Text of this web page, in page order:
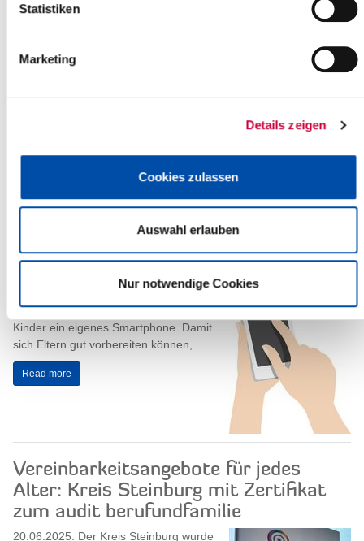
Statistiken
Marketing
Details zeigen
Cookies zulassen
Auswahl erlauben
Nur notwendige Cookies
Teilsperrung der Parkflächen bei der
26.06.2025: Ab kommenden Dienstag,
Ausbesserungsarbeiten an der
Read more
Das erste Smartphone: Gemeinsam
sicher in die digitale Welt starten
25.06.2025: Mit dem Übergang auf die
weiterführende Schule erhalten viele
Kinder ein eigenes Smartphone. Damit
sich Eltern gut vorbereiten können,...
Read more
Vereinbarkeitsangebote für jedes
Alter: Kreis Steinburg mit Zertifikat
zum audit berufundfamilie
20.06.2025: Der Kreis Steinburg wurde